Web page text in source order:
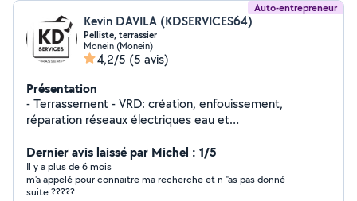
Auto-entrepreneur
Kevin DAVILA (KDSERVICES64)
Pelliste, terrassier
Monein (Monein)
4,2/5 (5 avis)
Présentation
- Terrassement - VRD: création, enfouissement,
réparation réseaux électriques eau et
Evacuation et transports: gravats, terre - Livraison: terre,
cailloux - Allées, Parcs et Jardins KDSERVICES64
Assurance décennale
Dernier avis laissé par Michel : 1/5
Il y a plus de 6 mois
m'a appelé pour connaitre ma recherche et n "as pas donné
suite ?????